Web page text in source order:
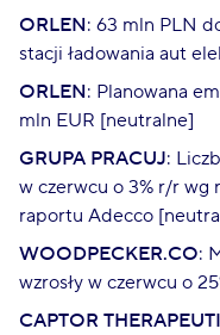
ORLEN: 63 mln PLN
stacji ładowania aut
ORLEN: Planowana
mln EUR [neutralne]
GRUPA PRACUJ:
w czerwcu o 3% r/r wg
raportu Adecco
WOODPECKER.CO:
wzrosły w czerwcu o
CAPTOR